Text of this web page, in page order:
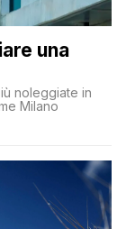
una
noleggiate in
Milano